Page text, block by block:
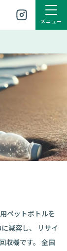
メニュー
ペットボトルを
減容し、
リサイ
機です。 全国